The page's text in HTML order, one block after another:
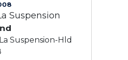
Suspension
Suspension-Hld